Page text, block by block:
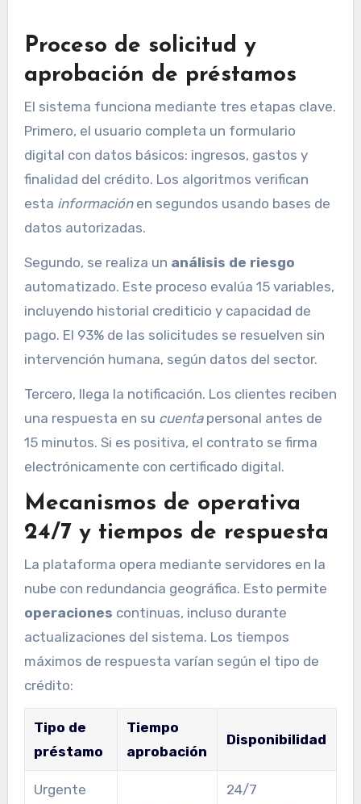
Proceso de solicitud y
aprobación de préstamos
El sistema funciona mediante tres etapas clave.
Primero, el usuario completa un formulario
digital con datos básicos: ingresos, gastos y
finalidad del crédito. Los algoritmos verifican
esta informaciónen segundos usando bases de
datos autorizadas.
Segundo, se realiza un análisis de riesgo
automatizado. Este proceso evalúa 15 variables,
incluyendo historial crediticio y capacidad de
pago. El 93% de las solicitudes se resuelven sin
intervención humana, según datos del sector.
Tercero, llega la notificación. Los clientes reciben
una respuesta en su cuentapersonal antes de
15 minutos. Si es positiva, el contrato se firma
electrónicamente con certificado digital.
Mecanismos de operativa
24/7 y tiempos de respuesta
La plataforma opera mediante servidores en la
nube con redundancia geográfica. Esto permite
operaciones continuas, incluso durante
actualizaciones del sistema. Los tiempos
máximos de respuesta varían según el tipo de
crédito:
Tipo de
préstamo
Tiempo
aprobación
Disponibilidad
Urgente
24/7